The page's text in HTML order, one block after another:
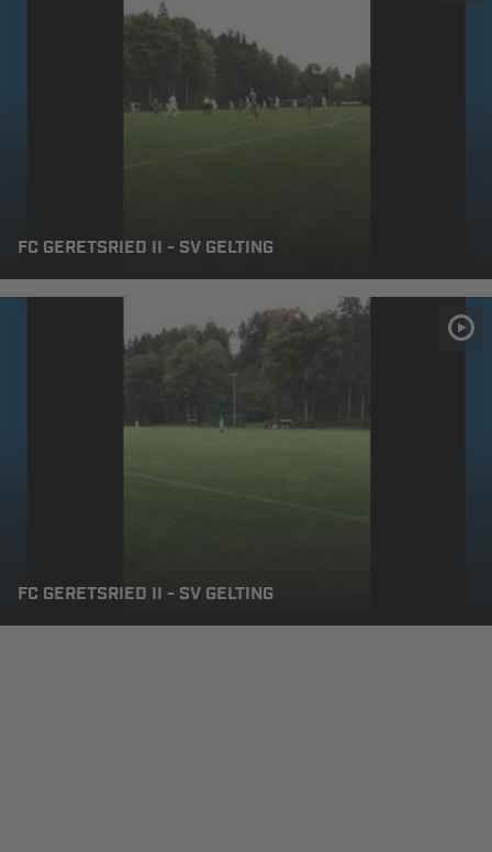
FC GERETSRIED II - SV GELTING
FC GERETSRIED II - SV GELTING